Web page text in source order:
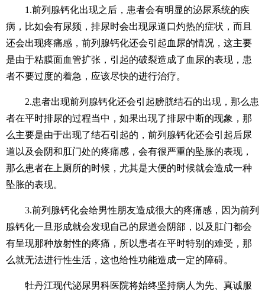
1.前列腺钙化出现之后，患者会有明显的泌尿系统的疾
病，比如会有尿频，排尿时会出现尿道口灼热的症状，而且
还会出现疼痛感，前列腺钙化还会引起血尿的情况，这主要
是由于粘膜面血管扩张，引起的破裂造成了血尿的表现，患
者不要过度的着急，应该尽快的进行治疗。
2.患者出现前列腺钙化还会引起膀胱结石的出现，那么患
者在平时排尿的过程当中，如果出现了排尿中断的现象，那
么主要是由于出现了结石引起的，前列腺钙化还会引起后尿
道以及会阴和肛门处的疼痛感，会有很严重的坠胀的表现，
那么患者在上厕所的时候，尤其是大便的时候就会造成一种
坠胀的表现。
3.前列腺钙化会给男性朋友造成很大的疼痛感，因为前列
腺钙化一旦形成就会发现自己的尿道会阴部，以及肛门都会
有呈现那种放射性的疼痛，所以患者在平时特别的难受，那
么就无法进行性生活，这也给性功能造成一定的障碍。
牡丹江现代泌尿男科医院将始终坚持病人为先、真诚服